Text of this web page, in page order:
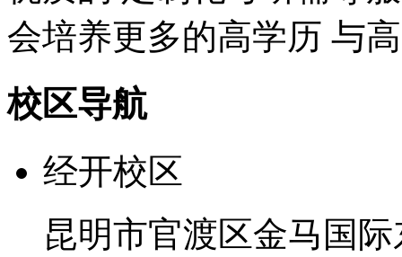
会培养更多的高学历 与
校区导航
经开校区
昆明市官渡区金马国